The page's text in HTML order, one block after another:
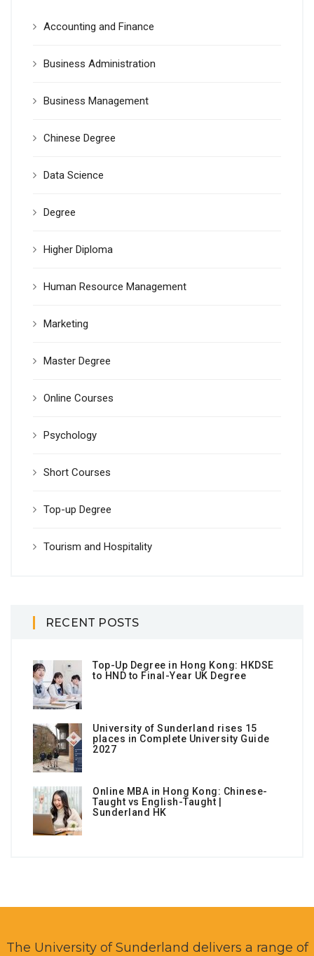
Accounting and Finance
Business Administration
Business Management
Chinese Degree
Data Science
Degree
Higher Diploma
Human Resource Management
Marketing
Master Degree
Online Courses
Psychology
Short Courses
Top-up Degree
Tourism and Hospitality
RECENT POSTS
Top-Up Degree in Hong Kong: HKDSE
to HND to Final-Year UK Degree
University of Sunderland rises 15
places in Complete University Guide
2027
Online MBA in Hong Kong: Chinese-
Taught vs English-Taught |
Sunderland HK
The University of Sunderland delivers a range of